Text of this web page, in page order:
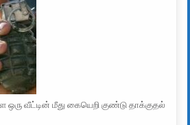
ஒரு வீட்டின் மீது கையெறி குண்டு தாக்குதல்